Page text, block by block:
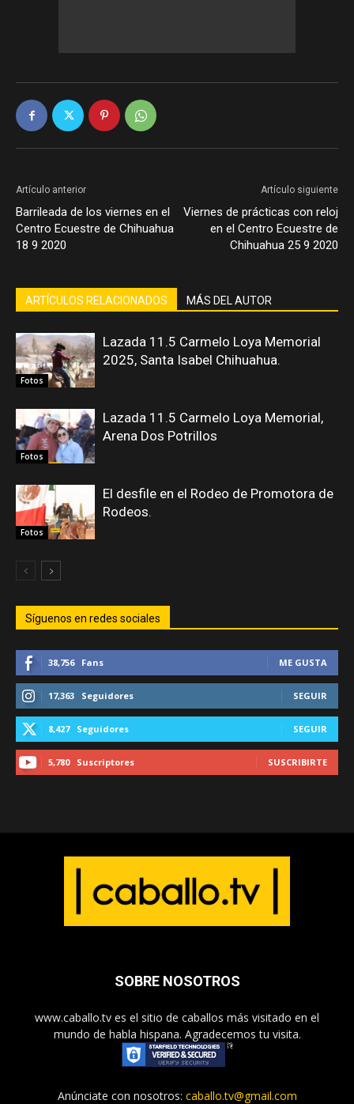
Artículo anterior
Barrileada de los viernes en el
Centro Ecuestre de Chihuahua
18 9 2020
Artículo siguiente
Viernes de prácticas con reloj
en el Centro Ecuestre de
Chihuahua 25 9 2020
ARTÍCULOS RELACIONADOS MÁS DEL AUTOR
Fotos
Lazada 11.5 Carmelo Loya Memorial
2025, Santa Isabel Chihuahua.
Fotos
Lazada 11.5 Carmelo Loya Memorial,
Arena Dos Potrillos
Fotos
El desfile en el Rodeo de Promotora de
Rodeos.
Síguenos en redes sociales
38,756 Fans ME GUSTA
17,363 Seguidores SEGUIR
8,427 Seguidores SEGUIR
5,780 Suscriptores SUSCRIBIRTE
SOBRE NOSOTROS
www.caballo.tv es el sitio de caballos más visitado en el
mundo de habla hispana. Agradecemos tu visita.
Anúnciate con nosotros: caballo.tv@gmail.com